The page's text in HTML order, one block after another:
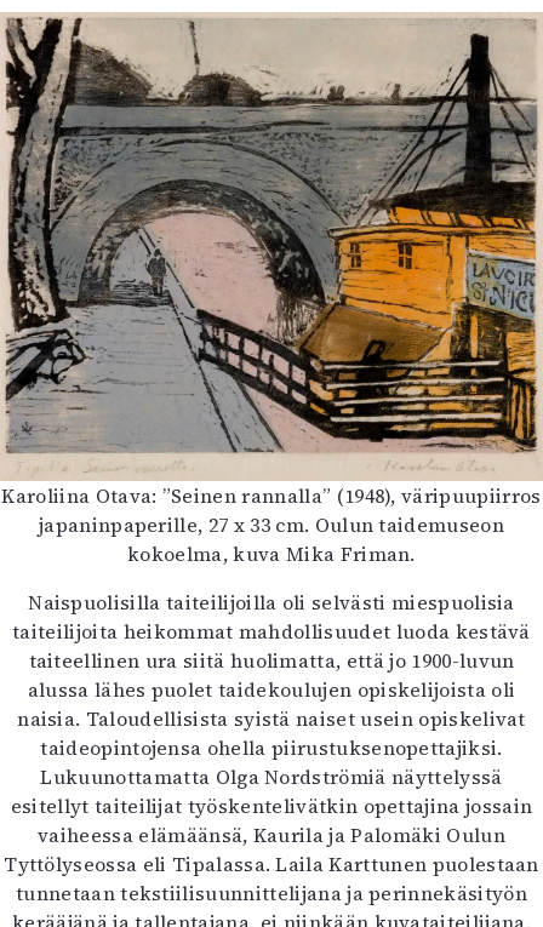
Karoliina Otava: ”Seinen rannalla” (1948), väripuupiirros
japaninpaperille, 27 x 33 cm. Oulun taidemuseon
kokoelma, kuva Mika Friman.
Naispuolisilla taiteilijoilla oli selvästi miespuolisia
taiteilijoita heikommat mahdollisuudet luoda kestävä
taiteellinen ura siitä huolimatta, että jo 1900-luvun
alussa lähes puolet taidekoulujen opiskelijoista oli
naisia. Taloudellisista syistä naiset usein opiskelivat
taideopintojensa ohella piirustuksenopettajiksi.
Lukuunottamatta Olga Nordströmiä näyttelyssä
esitellyt taiteilijat työskentelivätkin opettajina jossain
vaiheessa elämäänsä, Kaurila ja Palomäki Oulun
Tyttölyseossa eli Tipalassa. Laila Karttunen puolestaan
tunnetaan tekstiilisuunnittelijana ja perinnekäsityön